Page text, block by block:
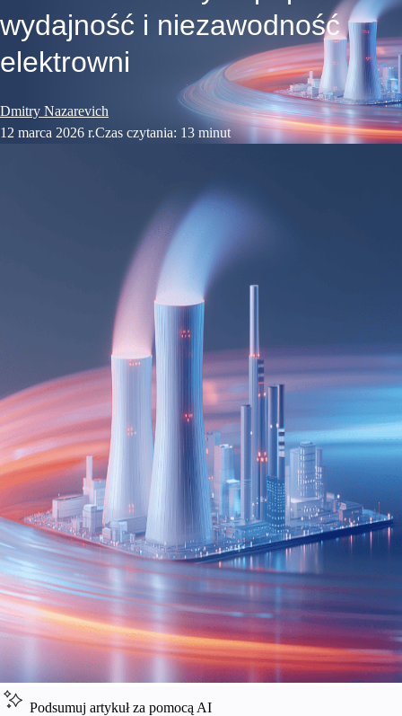
wydajność i niezawodność
elektrowni
Dmitry Nazarevich
12 marca 2026 r.Czas czytania: 13 minut
Podsumuj artykuł za pomocą AI